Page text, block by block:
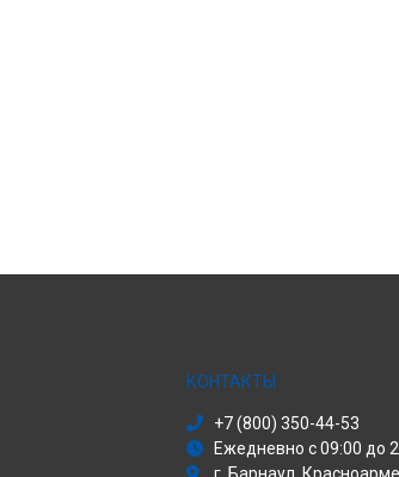
КОНТАКТЫ
+7 (800) 350-44-53
Ежедневно с 09:00 до